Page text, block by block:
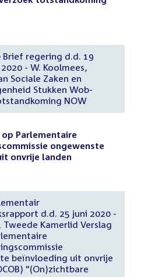
Brief regering d.d. 19
- W. Koolmees,
Sociale Zaken en
Stukken Wob-
NOW
Parlementaire
ongewenste
onvrije landen
d.d. 25 juni 2020 -
Tweede Kamerlid Verslag
beïnvloeding uit onvrije
"(On)zichtbare